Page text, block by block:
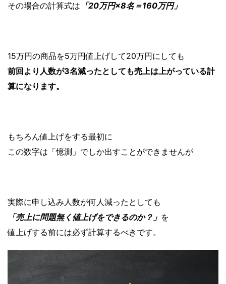
その場合の計算式は 「20万円×8名＝160万円」
15万円の商品を5万円値上げして20万円にしても
前回より人数が3名減ったとしても売上は上がっている計
算になります。
もちろん値上げをする最初に
この数字は「憶測」でしか出すことができませんが
実際に申し込み人数が何人減ったとしても
「売上に問題無く値上げをできるのか？」 を
値上げする前には必ず計算するべきです。